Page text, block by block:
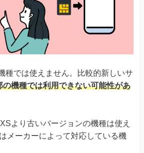
種では使えません。比較的新しいサ
の機種では利用できない可能性があ
より古いバージョンの機種は使え
メーカーによって対応している機